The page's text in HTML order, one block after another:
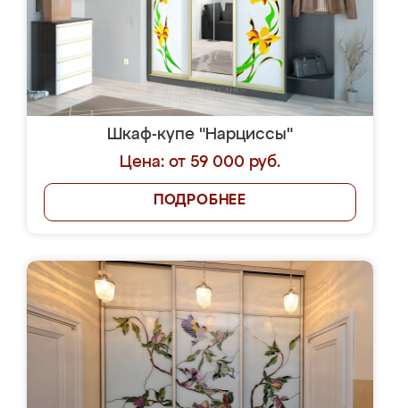
Шкаф-купе "Нарциссы"
Цена: от 59 000 руб.
ПОДРОБНЕЕ